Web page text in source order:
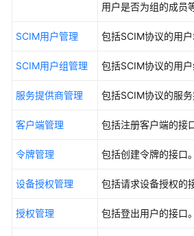
何
用
限
授
用户是否为组的成员
SCIM用户管理 包括SCIM协议的用户
SCIM用户组管理 包括SCIM协议的用户
服务提供商管理 包括SCIM协议的服务
客户端管理 包括注册客户端的接
令牌管理 包括创建令牌的接口。
设备授权管理 包括请求设备授权的
授权管理 包括登出用户的接口。